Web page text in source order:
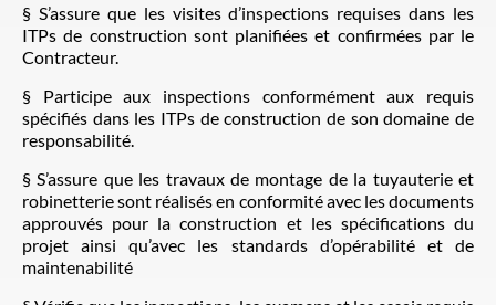
§ S’assure que les visites d’inspections requises dans les
ITPs de construction sont planifiées et confirmées par le
Contracteur.
§ Participe aux inspections conformément aux requis
spécifiés dans les ITPs de construction de son domaine de
responsabilité.
§ S’assure que les travaux de montage de la tuyauterie et
robinetterie sont réalisés en conformité avec les documents
approuvés pour la construction et les spécifications du
projet ainsi qu’avec les standards d’opérabilité et de
maintenabilité